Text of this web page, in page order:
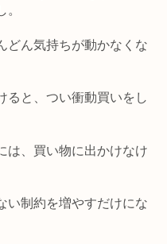
どん気持ちが動かなくな
ると、つい衝動買いをし
は、買い物に出かけなけ
い制約を増やすだけにな